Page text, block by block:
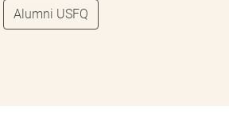
Alumni USFQ